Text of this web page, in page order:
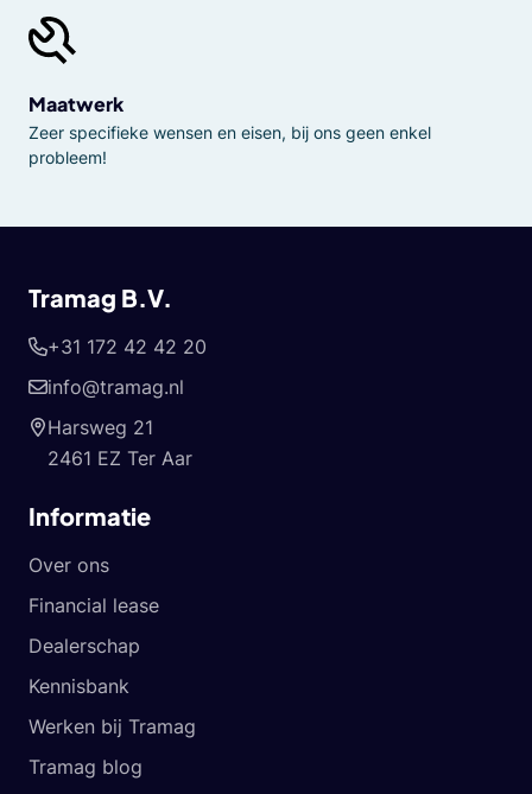
Maatwerk
Zeer specifieke wensen en eisen, bij ons geen enkel
probleem!
Tramag B.V.
+31 172 42 42 20
info@tramag.nl
Harsweg 21
2461 EZ Ter Aar
Informatie
Over ons
Financial lease
Dealerschap
Kennisbank
Werken bij Tramag
Tramag blog